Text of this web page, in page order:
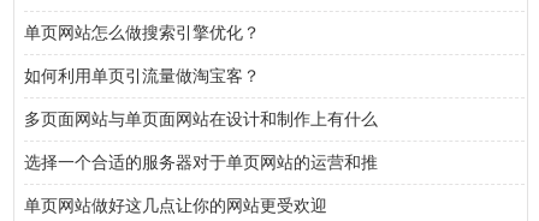
单页网站怎么做搜索引擎优化？
如何利用单页引流量做淘宝客？
多页面网站与单页面网站在设计和制作上有什么
选择一个合适的服务器对于单页网站的运营和推
单页网站做好这几点让你的网站更受欢迎